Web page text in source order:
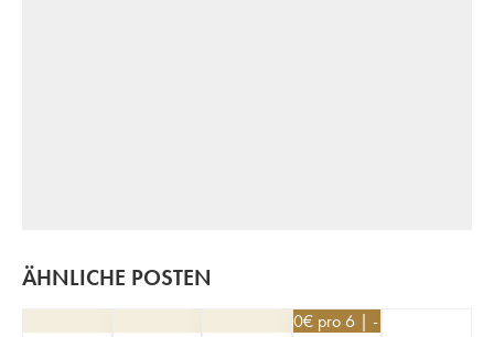
ÄHNLICHE POSTEN
17,10€ pro 6 | -10%